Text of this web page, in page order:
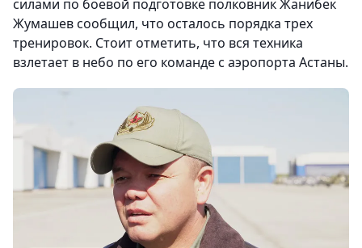
силами по боевой подготовке полковник Жанибек
Жумашев сообщил, что осталось порядка трех
тренировок. Стоит отметить, что вся техника
взлетает в небо по его команде с аэропорта Астаны.